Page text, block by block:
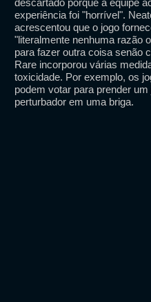
descartado porque a equipe
experiência foi "horrível".
acrescentou que o jogo
"literalmente nenhuma razão
para fazer outra coisa senão
Rare incorporou várias
toxicidade. Por exemplo, os
podem votar para prender um
perturbador em uma briga.